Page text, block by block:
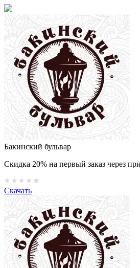
Бакинский бульвар
Скидка 20% на первый заказ через
Скачать